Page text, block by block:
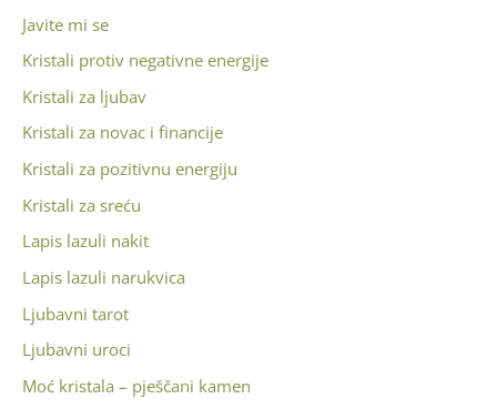
Javite mi se
Kristali protiv negativne energije
Kristali za ljubav
Kristali za novac i financije
Kristali za pozitivnu energiju
Kristali za sreću
Lapis lazuli nakit
Lapis lazuli narukvica
Ljubavni tarot
Ljubavni uroci
Moć kristala – pješčani kamen